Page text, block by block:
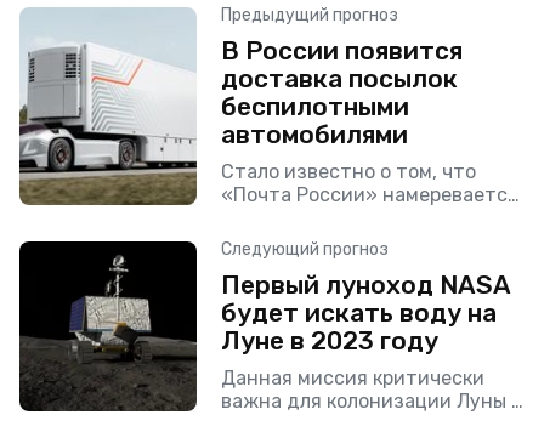
Предыдущий прогноз
В России появится
доставка посылок
беспилотными
автомобилями
Стало известно о том, что
«Почта России» намеревается
беспилотных автомобилей и
грузовиков в целях доставки.
Первыми городами
«испытуемыми» станут
Москва и Санкт-Петербург.
Госкомпания
Следующий прогноз
Первый луноход NASA
будет искать воду на
Луне в 2023 году
Данная миссия критически
важна для колонизации Луны в